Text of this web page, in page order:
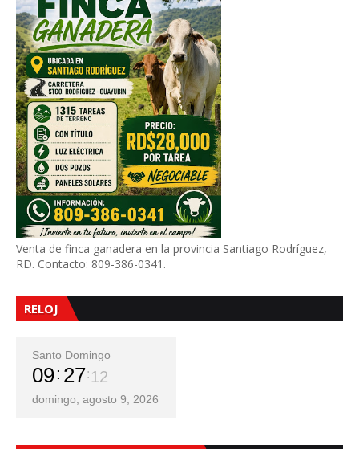
Venta de finca ganadera en la provincia Santiago Rodríguez,
RD. Contacto: 809-386-0341.
RELOJ
Santo Domingo
09 27 14
domingo, agosto 9, 2026